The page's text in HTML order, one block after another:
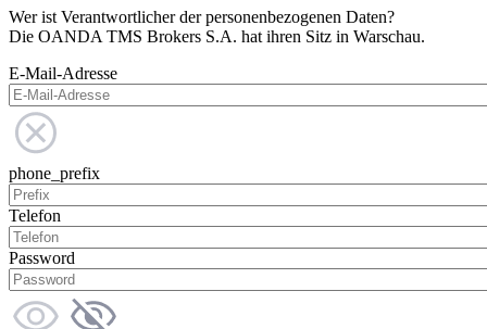
Wer ist Verantwortlicher der personenbezogenen Daten?
Die OANDA TMS Brokers S.A. hat ihren Sitz in Warschau.
E-Mail-Adresse
phone_prefix
Telefon
Password